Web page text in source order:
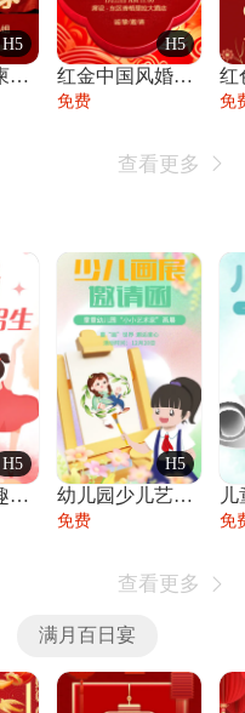
H5
轻奢婚礼请柬婚礼邀请函结婚照请帖
H5
红金中国风婚礼请柬出阁喜宴嫁女请帖出阁宴
免费 免
查看更多 
H5
少儿舞蹈兴趣班艺术培训学校招生宣传
H5
幼儿园少儿艺术展览绘画展摄影作品展美术展
免费 免
查看更多 
满月百日宴